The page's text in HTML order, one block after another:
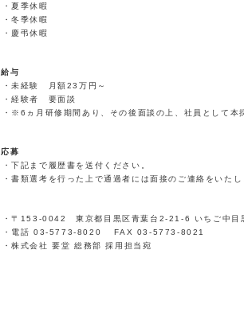
・夏季休暇
・冬季休暇
・慶弔休暇
給与
・未経験 月額23万円～
・経験者 要面談
・※6ヵ月研修期間あり、その後面談の上、社員として本
応募
・下記まで履歴書を送付ください。
・書類選考を行った上で通過者には面接のご連絡をいたし
・〒153-0042 東京都目黒区青葉台2-21-6 いちご中目
・電話 03-5773-8020 FAX 03-5773-8021
・株式会社 要堂 総務部 採用担当宛